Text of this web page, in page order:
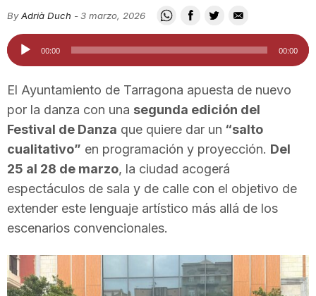
i
t
a
t
e
By Adrià Duch -3 marzo, 2026
Reproductor
de
audio
00:00 00:00
El Ayuntamiento de Tarragona apuesta de nuevo
por la danza con una segunda edición del
Festival de Danza que quiere dar un “salto
cualitativo” en programación y proyección. Del
25 al 28 de marzo, la ciudad acogerá
espectáculos de sala y de calle con el objetivo de
extender este lenguaje artístico más allá de los
escenarios convencionales.